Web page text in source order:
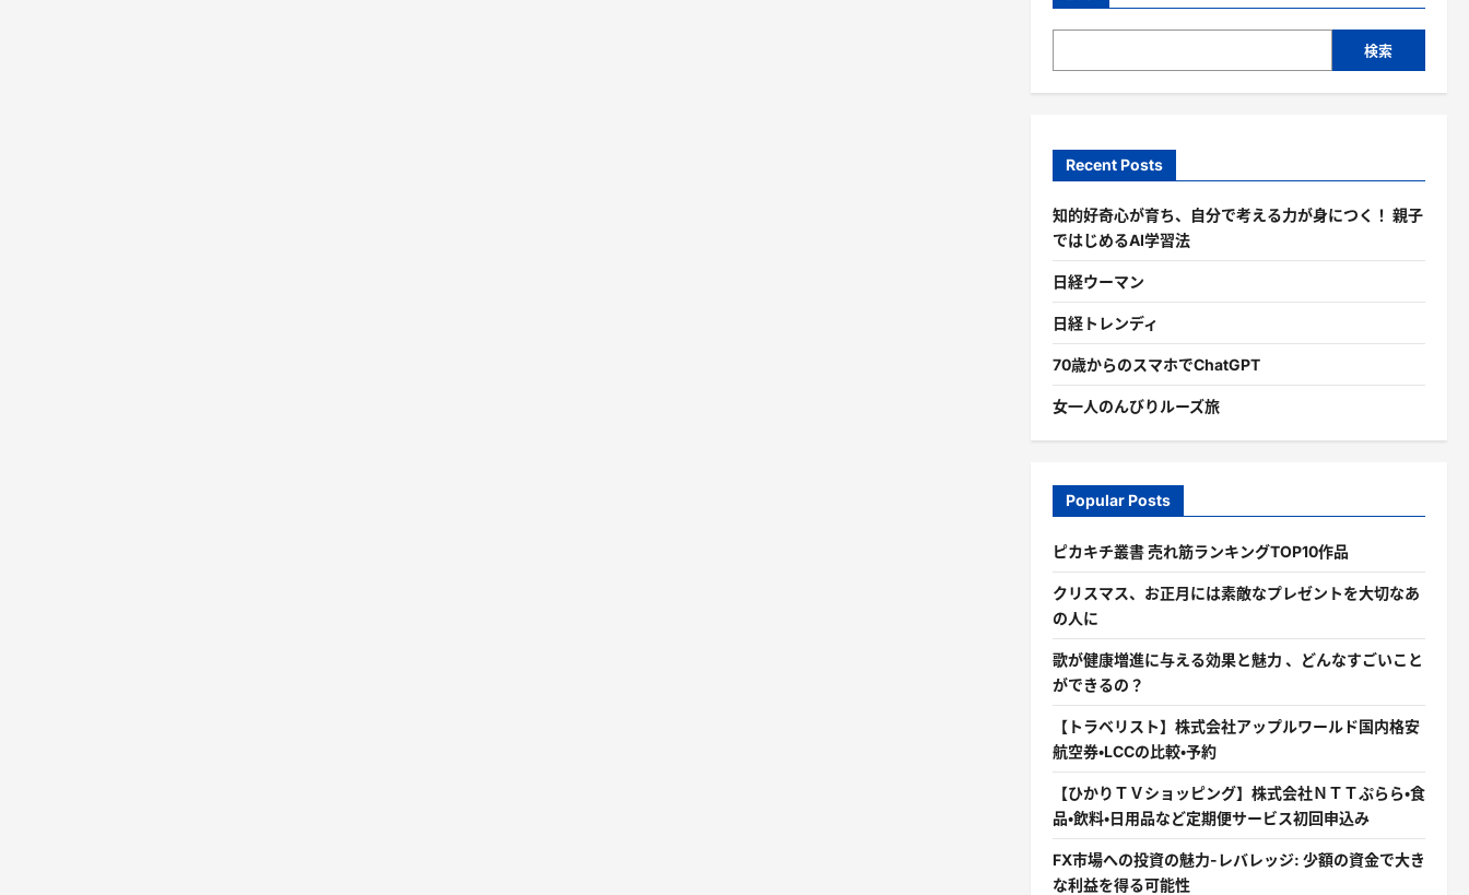
検索
Recent Posts
知的好奇心が育ち、自分で考える力が身につく！ 親子
ではじめるAI学習法
日経ウーマン
日経トレンディ
70歳からのスマホでChatGPT
女一人のんびりルーズ旅
Popular Posts
ピカキチ叢書 売れ筋ランキングTOP10作品
クリスマス、お正月には素敵なプレゼントを大切なあ
の人に
歌が健康増進に与える効果と魅力 、どんなすごいこと
ができるの？
【トラベリスト】株式会社アップルワールド国内格安
航空券・LCCの比較・予約
【ひかりＴＶショッピング】株式会社ＮＴＴぷらら・食
品・飲料・日用品など定期便サービス初回申込み
FX市場への投資の魅力-レバレッジ: 少額の資金で大き
な利益を得る可能性